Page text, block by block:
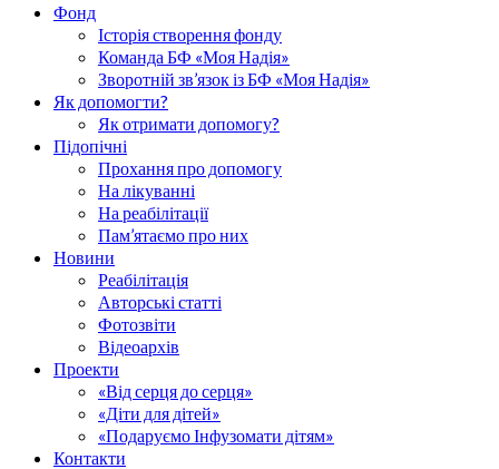
Фонд
Історія створення фонду
Команда БФ «Моя Надія»
Зворотній зв’язок із БФ «Моя Надія»
Як допомогти?
Як отримати допомогу?
Підопічні
Прохання про допомогу
На лікуванні
На реабілітації
Пам’ятаємо про них
Новини
Реабілітація
Авторські статті
Фотозвіти
Відеоархів
Проекти
«Від серця до серця»
«Діти для дітей»
«Подаруємо Інфузомати дітям»
Контакти